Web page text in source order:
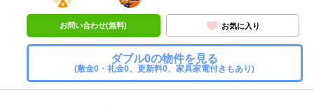
お問い合わせ(無料) お気に入り
ダブル0の物件を見る
(敷金0・礼金0、更新料0、家具家電付きもあり)